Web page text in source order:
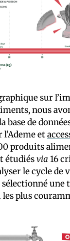
sur
nous
base de
et
produits
étudiésvia 16
le cycle de
sélectionné une
les plus